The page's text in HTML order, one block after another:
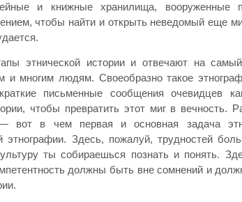
и книжные хранилища, вооруженные
чтобы найти и открыть неведомый еще
этнической истории и отвечают на
многим людям. Своеобразно такое
письменные сообщения очевидцев
чтобы превратить этот миг в вечность.
вот в чем первая и основная задача
этнографии. Здесь, пожалуй, трудностей
ты собираешься познать и понять.
должны быть вне сомнений и